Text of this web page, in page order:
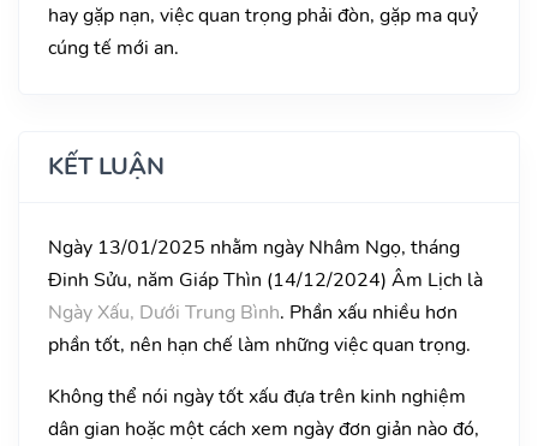
hay gặp nạn, việc quan trọng phải đòn, gặp ma quỷ
cúng tế mới an.
KẾT LUẬN
Ngày 13/01/2025 nhằm ngày Nhâm Ngọ, tháng
Đinh Sửu, năm Giáp Thìn (14/12/2024) Âm Lịch là
Ngày Xấu, Dưới Trung Bình. Phần xấu nhiều hơn
phần tốt, nên hạn chế làm những việc quan trọng.
Không thể nói ngày tốt xấu đựa trên kinh nghiệm
dân gian hoặc một cách xem ngày đơn giản nào đó,